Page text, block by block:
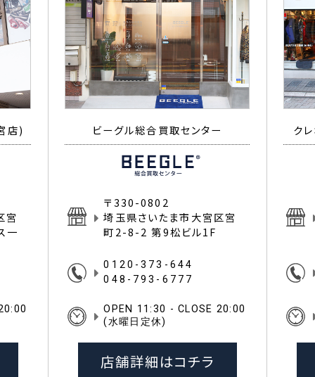
店)
宮
一
ビーグル総合買取センター
〒330-0802
埼玉県さいたま市大宮区宮
町2-8-2 第9松ビル1F
0120-373-644
048-793-6777
OPEN 11:30 - CLOSE 20:00
(水曜日定休)
店舗詳細はコチラ
ク